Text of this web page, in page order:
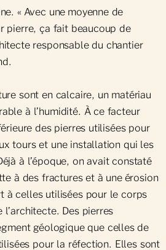
« Avec une moyenne de
pierre, ça fait beaucoup de
responsable du chantier
sont en calcaire, un matériau
à l’humidité. À ce facteur
des pierres utilisées pour
tours et une installation qui les
à l’époque, on avait constaté
à des fractures et à une érosion
à celles utilisées pour le corps
Des pierres
géologique que celles de
pour la réfection. Elles sont